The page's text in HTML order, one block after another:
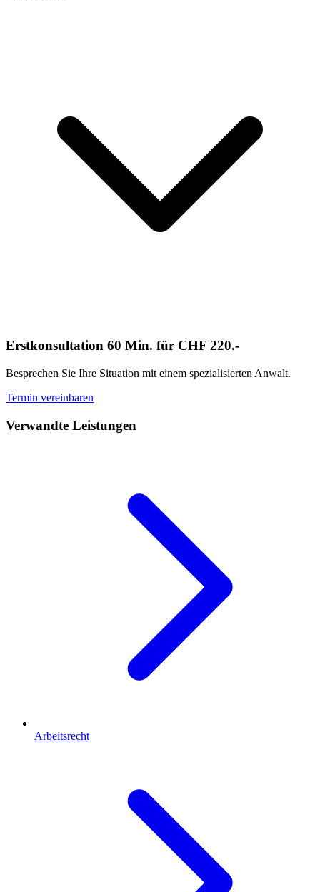
Erstkonsultation 60 Min. für CHF 220.-
Besprechen Sie Ihre Situation mit einem spezialisierten Anwalt.
Termin vereinbaren
Verwandte Leistungen
Arbeitsrecht